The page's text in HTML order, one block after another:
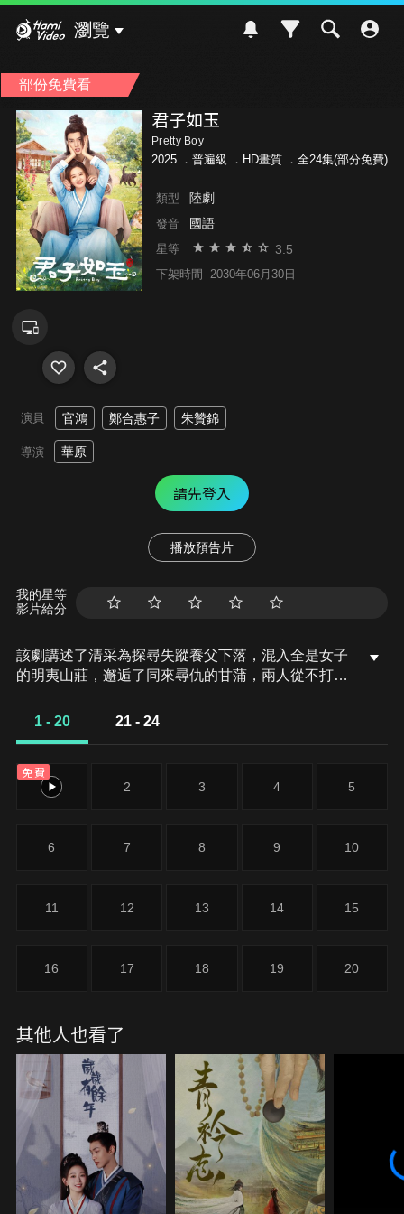
瀏覽
部份免費看
君子如玉
Pretty Boy
2025 ． 普遍級 ．HD畫質 ．全24集(部分免費)
類型 陸劇
發音 國語
星等 3.5
下架時間 2030年06月30日
演員 官鴻 鄭合惠子 朱贊錦
導演 華原
請先登入
播放預告片
我的星等
影片給分
該劇講述了清采為探尋失蹤養父下落，混入全是女子
的明夷山莊，邂逅了同來尋仇的甘蒲，兩人從不打不
故事。
1 - 20 21 - 24
免費
1 2 3 4 5
6 7 8 9 10
11 12 13 14 15
16 17 18 19 20
其他人也看了